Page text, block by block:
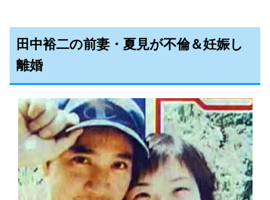
田中裕二の前妻・夏見が不倫＆妊娠し
離婚